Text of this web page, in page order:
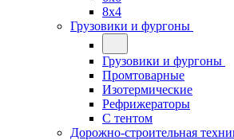
8x4
Грузовики и фургоны
Грузовики и фургоны
Промтоварные
Изотермические
Рефрижераторы
С тентом
Дорожно-строительная